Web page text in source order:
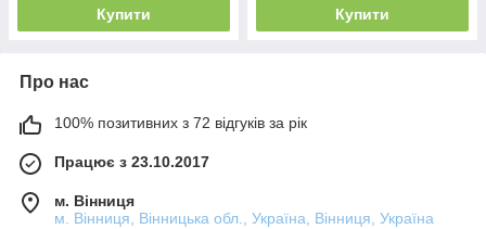
Купити Купити
Про нас
100% позитивних з 72 відгуків за рік
Працює з 23.10.2017
м. Вінниця
м. Вінниця, Вінницька обл., Україна, Вінниця, Україна